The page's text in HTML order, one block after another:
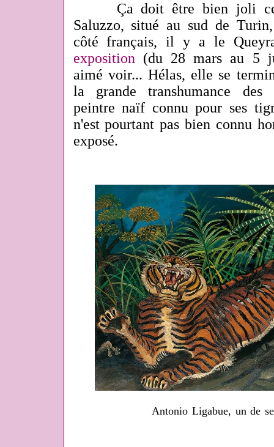
Ça doit être bien joli
Saluzzo, situé au sud de
côté français, il y a le
exposition (du 28 mars au 5
aimé voir... Hélas, elle se
la grande transhumance des
peintre naïf connu pour ses
n'est pourtant pas bien connu
exposé.
Antonio Ligabue, un de